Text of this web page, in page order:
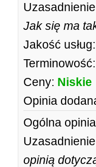
Jak się ma
Jakość usług:
Terminowość:
Ceny: Niskie
Opinia
Ogólna
opinią